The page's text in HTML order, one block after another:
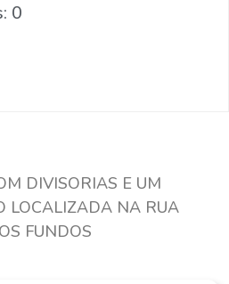
0
DIVISORIAS E UM
LOCALIZADA NA RUA
FUNDOS